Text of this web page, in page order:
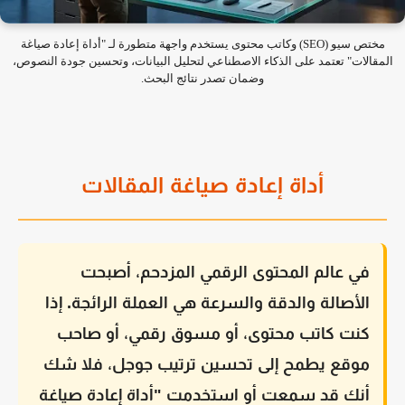
مختص سيو (SEO) وكاتب محتوى يستخدم واجهة متطورة لـ "أداة إعادة صياغة
تعتمد على الذكاء الاصطناعي لتحليل البيانات، وتحسين جودة النصوص،
وضمان تصدر نتائج البحث.
أداة إعادة صياغة المقالات
في عالم المحتوى الرقمي المزدحم، أصبحت
الأصالة والدقة والسرعة هي العملة الرائجة. إذا
كنت كاتب محتوى، أو مسوق رقمي، أو صاحب
موقع يطمح إلى تحسين ترتيب جوجل، فلا شك
أنك قد سمعت أو استخدمت "أداة إعادة صياغة